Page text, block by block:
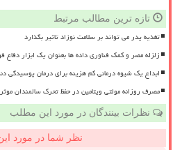
تازه ترین مطالب مرتبط
تغذیه پدر می تواند بر سلامت نوزاد تاثیر بگذارد
زلزله مصر و کمک فناوری داده ها بعنوان یک ابزار دفاع
ابداع یک شیوه درمانی کم هزینه برای درمان پوسیدگی
مصرف روزانه مولتی ویتامین در حفظ تحرک سالمندان
نظرات بینندگان در مورد این مطلب
نظر شما در مورد